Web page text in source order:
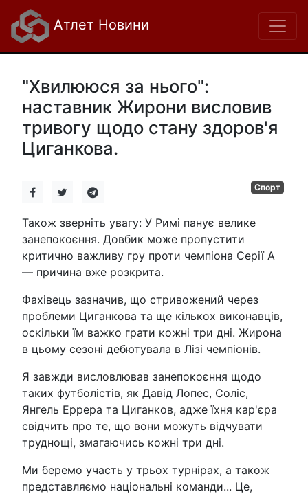
Атлет Новини
"Хвилююся за нього":
наставник Жирони висловив
тривогу щодо стану здоров'я
Циганкова.
Спорт
Також зверніть увагу: У Римі панує велике
занепокоєння. Довбик може пропустити
критично важливу гру проти чемпіона Серії А
— причина вже розкрита.
Фахівець зазначив, що стривожений через
проблеми Циганкова та ще кількох виконавців,
оскільки їм важко грати кожні три дні. Жирона
в цьому сезоні дебютувала в Лізі чемпіонів.
Я завжди висловлював занепокоєння щодо
таких футболістів, як Давід Лопес, Соліс,
Янгель Еррера та Циганков, адже їхня кар'єра
свідчить про те, що вони можуть відчувати
труднощі, змагаючись кожні три дні.
Ми беремо участь у трьох турнірах, а також
представляємо національні команди... Це,